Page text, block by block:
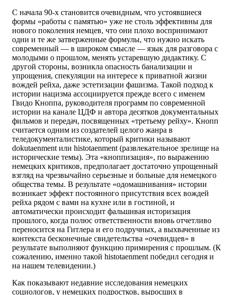
С начала 90-х становится очевидным, что устоявшиеся
формы «работы с памятью» уже не столь эффективны для
нового поколения немцев, что они плохо воспринимают
одни и те же затверженные формулы, что нужно искать
современный — в широком смысле — язык для разговора с
молодыми о прошлом, менять устаревшую дидактику. С
другой стороны, возникла опасность банализации и
упрощения, спекуляции на интересе к приватной жизни
вождей рейха, даже эстетизации фашизма. Такой подход к
истории нацизма ассоциируется прежде всего с именем
Гвидо Кноппа, руководителя программ по современной
истории на канале ЦДФ и автора десятков документальных
фильмов и передач, посвященных «третьему рейху». Кнопп
считается одним из создателей целого жанра в
теледокументалистике, который критики называют
dokutaenment или histotaenment (развлекательное зрелище на
исторические темы). Эта «кноппизация», по выражению
немецких критиков, предполагает достаточно упрощенный
взгляд на чрезвычайно серьезные и больные для немецкого
общества темы. В результате «одомашнивания» истории
возникает эффект постоянного присутствия всех вождей
рейха рядом с вами на кухне или в гостиной, и
автоматически происходит фальшивая историзация
прошлого, когда полюс ответственности вновь отчетливо
переносится на Гитлера и его подручных, а выхваченные из
контекста бесконечные свидетельства «очевидцев» в
результате выполняют функцию примирения с прошлым. (К
сожалению, именно такой histotaenment победил сегодня и
на нашем телевидении.)
Как показывают недавние исследования немецких
социологов, у немецких подростков, выросших в